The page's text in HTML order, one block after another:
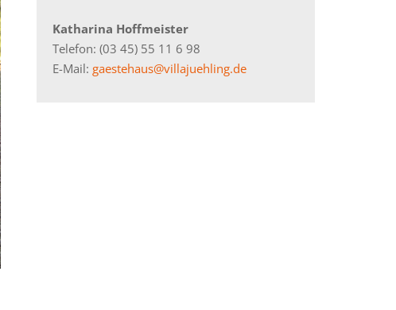
Katharina Hoffmeister
Telefon: (03 45) 55 11 6 98
E-Mail: gaestehaus@villajuehling.de